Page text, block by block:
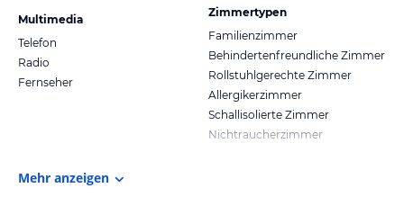
Multimedia
Telefon
Radio
Fernseher
Zimmertypen
Familienzimmer
Behindertenfreundliche Zimmer
Rollstuhlgerechte Zimmer
Allergikerzimmer
Schallisolierte Zimmer
Nichtraucherzimmer
Mehr anzeigen